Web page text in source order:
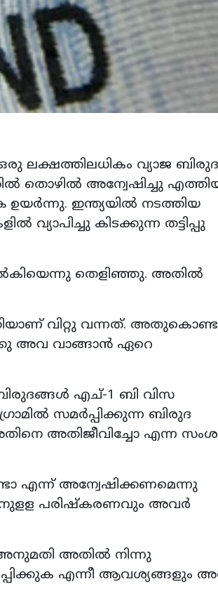
ലക്ഷത്തിലധികം വ്യാജ ബിരുദ
തൊഴിൽ അന്വേഷിച്ചു
ഉയർന്നു. ഇന്ത്യയിൽ നടത്തിയ
വ്യാപിച്ചു കിടക്കുന്ന തട്ടിപ്പു
നൽകിയെന്നു തെളിഞ്ഞു. അതിൽ
വിറ്റു വന്നത്.
അവ വാങ്ങാൻ ഏറെ
എച്-1 ബി വിസ
സമർപ്പിക്കുന്ന ബിരുദ
അതിജീവിച്ചോ എന്ന
എന്ന് അന്വേഷിക്കണമെന്നു
പരിഷ്കരണവും അവർ
അതിൽ നിന്നു
എന്നീ ആവശ്യങ്ങളും